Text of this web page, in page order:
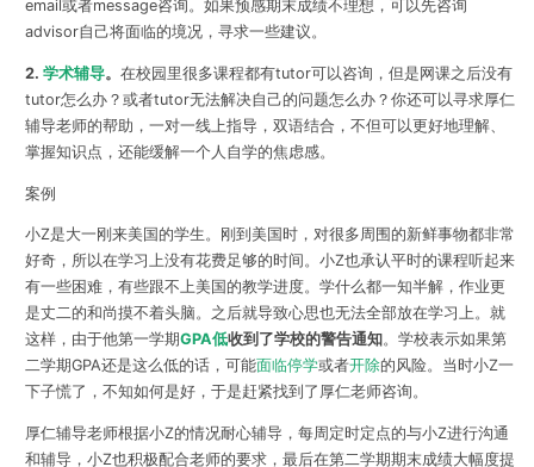
email或者message咨询。如果预感期末成绩不理想，可以先咨询
advisor自己将面临的境况，寻求一些建议。
2. 学术辅导。 在校园里很多课程都有tutor可以咨询，但是网课之后没有
tutor怎么办？或者tutor无法解决自己的问题怎么办？你还可以寻求厚仁
辅导老师的帮助，一对一线上指导，双语结合，不但可以更好地理解、
掌握知识点，还能缓解一个人自学的焦虑感。
案例
小Z是大一刚来美国的学生。刚到美国时，对很多周围的新鲜事物都非常
好奇，所以在学习上没有花费足够的时间。小Z也承认平时的课程听起来
有一些困难，有些跟不上美国的教学进度。学什么都一知半解，作业更
是丈二的和尚摸不着头脑。之后就导致心思也无法全部放在学习上。就
这样，由于他第一学期GPA低收到了学校的警告通知。学校表示如果第
二学期GPA还是这么低的话，可能面临停学或者开除的风险。当时小Z一
下子慌了，不知如何是好，于是赶紧找到了厚仁老师咨询。
厚仁辅导老师根据小Z的情况耐心辅导，每周定时定点的与小Z进行沟通
和辅导，小Z也积极配合老师的要求，最后在第二学期期末成绩大幅度提